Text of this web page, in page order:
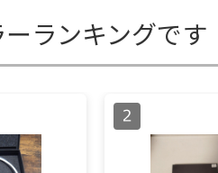
ランキングです